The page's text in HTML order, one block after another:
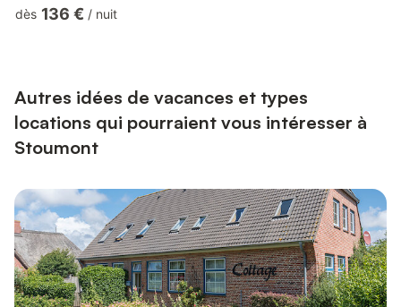
amoureux de la nature, avec des sentiers de randonnée et de
dès 136 € / nuit
Autres idées de vacances et types
locations qui pourraient vous intéresser à
Stoumont